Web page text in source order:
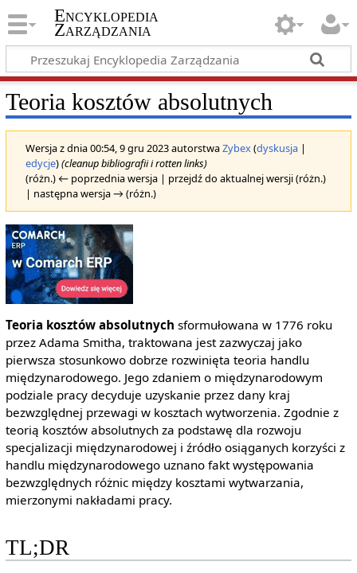
Encyklopedia
Zarządzania
Teoria kosztów absolutnych
Wersja z dnia 00:54, 9 gru 2023 autorstwaZybex(dyskusja|
edycje)(cleanup bibliografii i rotten links)
(różn.) ← poprzednia wersja | przejdź do aktualnej wersji (różn.)
| następna wersja → (różn.)
Teoria kosztów absolutnych sformułowana w 1776 roku
przez Adama Smitha, traktowana jest zazwyczaj jako
pierwsza stosunkowo dobrze rozwinięta teoria handlu
międzynarodowego. Jego zdaniem o międzynarodowym
podziale pracy decyduje uzyskanie przez dany kraj
bezwzględnej przewagi w kosztach wytworzenia. Zgodnie z
teorią kosztów absolutnych za podstawę dla rozwoju
specjalizacji międzynarodowej i źródło osiąganych korzyści z
handlu międzynarodowego uznano fakt występowania
bezwzględnych różnic między kosztami wytwarzania,
mierzonymi nakładami pracy.
TL;DR